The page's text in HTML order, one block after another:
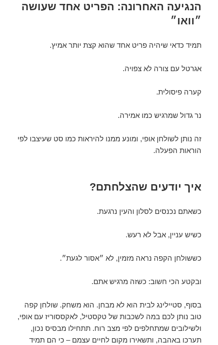
הנגיעה האחרונה: הפריט אחד שעושה
״וואו״
תמיד כדאי שיהיה פריט אחד שהוא קצת יותר אמיץ.
אגרטל עם צורה לא צפויה.
קערה פיסולית.
נר גדול שמרגיש כמו אמירה.
זה נותן לשולחן אופי, ומונע ממנו להיראות כמו סט שעיצבו לפי
הוראות הפעלה.
איך יודעים שהצלחתם?
כשאתם נכנסים לסלון והעין נרגעת.
כשיש עניין, אבל לא רעש.
כששולחן הקפה נראה מזמין, לא ״אסור לגעת״.
ובקטע הכי חשוב: כשזה מרגיש אתם.
בסוף, סטיילינג לבית הוא לא מבחן. הוא משחק. שולחן קפה
טוב נותן לכם במה לשכבות של טקסטיל, לאקססוריז עם אופי,
ולשילובים שמתחלפים לפי מצב רוח. תתחילו מבסיס נכון,
תערכו באהבה, ותשאירו מקום לחיים עצמם – כי הם תמיד